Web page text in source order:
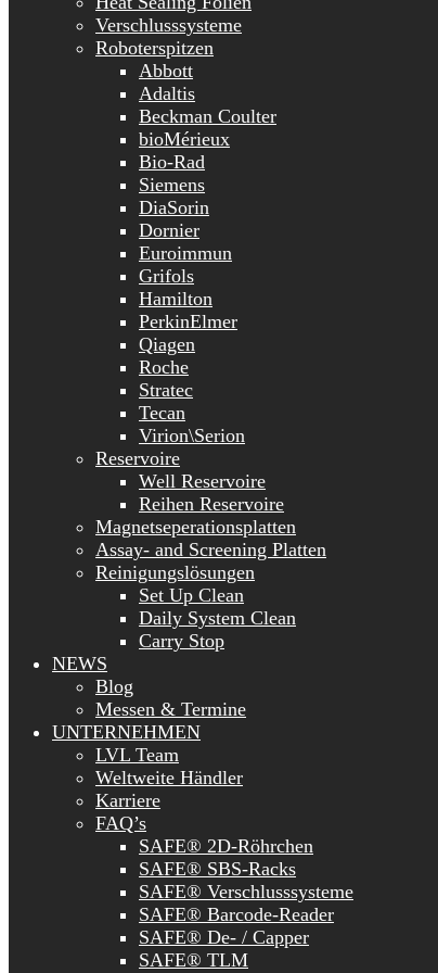
Verschlusssysteme
Roboterspitzen
Abbott
Adaltis
Beckman Coulter
bioMérieux
Bio-Rad
Siemens
DiaSorin
Dornier
Euroimmun
Grifols
Hamilton
PerkinElmer
Qiagen
Roche
Stratec
Tecan
Virion\Serion
Reservoire
Well Reservoire
Reihen Reservoire
Magnetseperationsplatten
Assay- and Screening Platten
Reinigungslösungen
Set Up Clean
Daily System Clean
Carry Stop
NEWS
Blog
Messen & Termine
UNTERNEHMEN
LVL Team
Weltweite Händler
Karriere
FAQ’s
SAFE® 2D-Röhrchen
SAFE® SBS-Racks
SAFE® Verschlusssysteme
SAFE® Barcode-Reader
SAFE® De- / Capper
SAFE® TLM